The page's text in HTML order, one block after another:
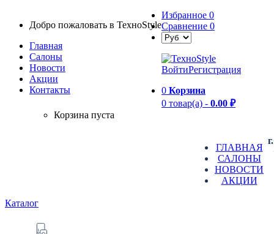
Добро пожаловать в TexноStyle
Главная
Салоны
Новости
Aкции
Контакты
Избранное 0
Сравнение 0
ВойтиРегистрация
0 Корзина
0 товар(а) - 0.00 ₽
Корзина пуста
ГЛАВНАЯ
САЛОНЫ
НОВОСТИ
АКЦИИ
Каталог